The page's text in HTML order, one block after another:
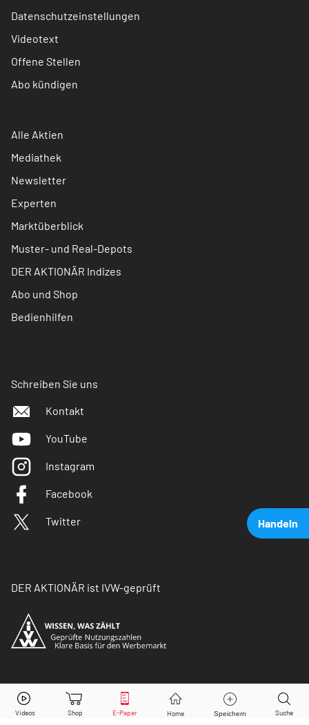
Handeln
Jungheinrich Vz. Aktie jetzt handeln?
Datenschutzeinstellungen
Videotext
Offene Stellen
Abo kündigen
Alle Aktien
Mediathek
Newsletter
Experten
Marktüberblick
Muster- und Real-Depots
DER AKTIONÄR Indizes
Abo und Shop
Bedienhilfen
Schreiben Sie uns
Kontakt
YouTube
Instagram
Facebook
Twitter
DER AKTIONÄR ist IVW-geprüft
© Copyright 2026 Börsenmedien AG. Alle Rechte